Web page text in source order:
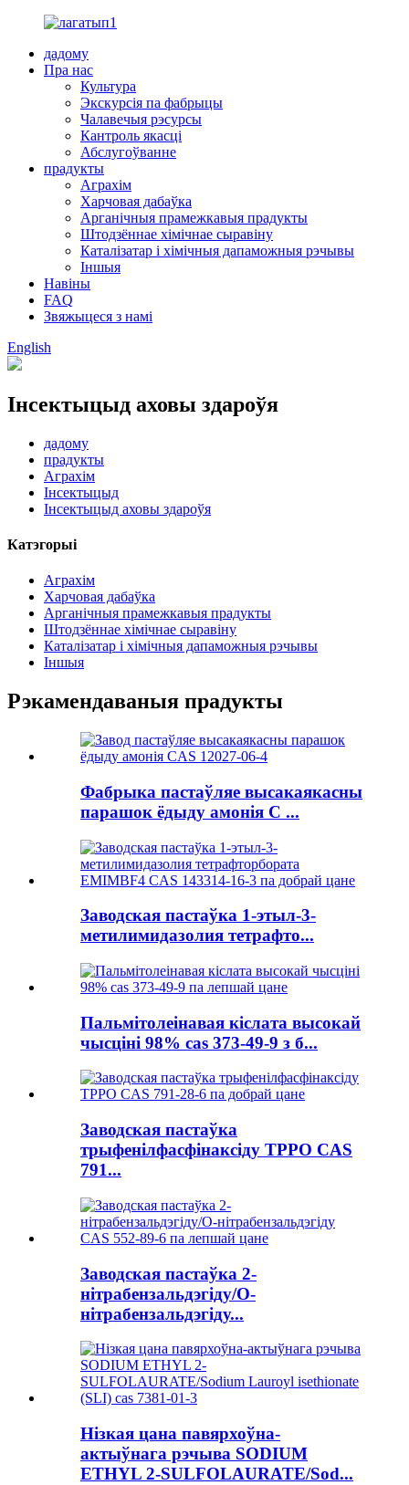
дадому
Пра нас
Культура
Экскурсія па фабрыцы
Чалавечыя рэсурсы
Кантроль якасці
Абслугоўванне
прадукты
Аграхім
Харчовая дабаўка
Арганічныя прамежкавыя прадукты
Штодзённае хімічнае сыравіну
Каталізатар і хімічныя дапаможныя рэчывы
Іншыя
Навіны
FAQ
Звяжыцеся з намі
English
Інсектыцыд аховы здароўя
дадому
прадукты
Аграхім
Інсектыцыд
Інсектыцыд аховы здароўя
Катэгорыі
Аграхім
Харчовая дабаўка
Арганічныя прамежкавыя прадукты
Штодзённае хімічнае сыравіну
Каталізатар і хімічныя дапаможныя рэчывы
Іншыя
Рэкамендаваныя прадукты
Фабрыка пастаўляе высакаякасны
парашок ёдыду амонія C ...
Заводская пастаўка 1-этыл-3-
метилимидазолия тетрафто...
Пальмітолеінавая кіслата высокай
чысціні 98% cas 373-49-9 з б...
Заводская пастаўка
трыфенілфасфінаксіду TPPO CAS
791...
Заводская пастаўка 2-
нітрабензальдэгіду/O-
нітрабензальдэгіду...
Нізкая цана павярхоўна-
актыўнага рэчыва SODIUM
ETHYL 2-SULFOLAURATE/Sod...